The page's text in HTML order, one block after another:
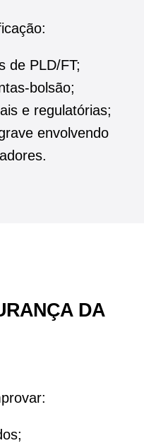
de PLD/FT;
bolsão;
e regulatórias;
envolvendo
DA